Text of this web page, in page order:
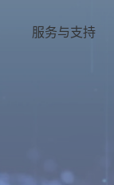
服务与支持